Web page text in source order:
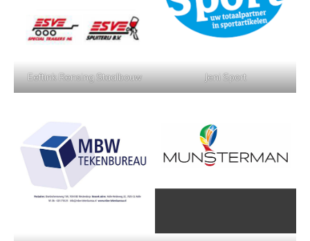
Eeftink Rensing Staalbouw Jeni Sport